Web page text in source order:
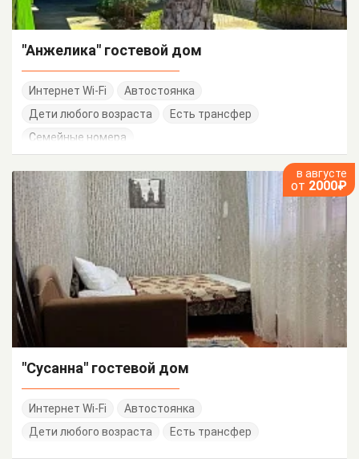
"Анжелика" гостевой дом
Интернет Wi-Fi
Автостоянка
Дети любого возраста
Есть трансфер
Семейные номера
в августе
от 2000₽
"Сусанна" гостевой дом
Интернет Wi-Fi
Автостоянка
Дети любого возраста
Есть трансфер